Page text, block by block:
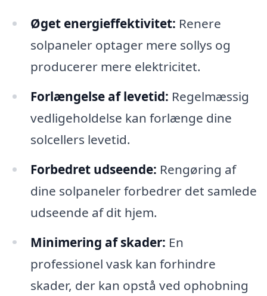
Øget energieffektivitet: Renere
solpaneler optager mere sollys og
producerer mere elektricitet.
Forlængelse af levetid: Regelmæssig
vedligeholdelse kan forlænge dine
solcellers levetid.
Forbedret udseende: Rengøring af
dine solpaneler forbedrer det samlede
udseende af dit hjem.
Minimering af skader: En
professionel vask kan forhindre
skader, der kan opstå ved ophobning